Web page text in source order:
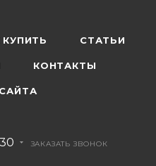
КУПИТЬ СТАТЬИ
КОНТАКТЫ
ЗАКАЗАТЬ ЗВОНОК